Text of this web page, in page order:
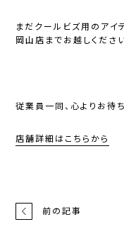
まだクールビズ用のアイ
岡山店までお越しくださ
従業員一同、心よりお待
店舗詳細はこちらから
前の記事